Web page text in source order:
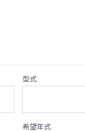
型式
希望年式